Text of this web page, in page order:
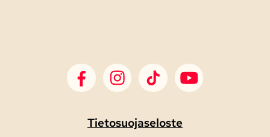
SDP Facebook
SDP Instagram
SDP TikTokSDP Youtube
Tietosuojaseloste